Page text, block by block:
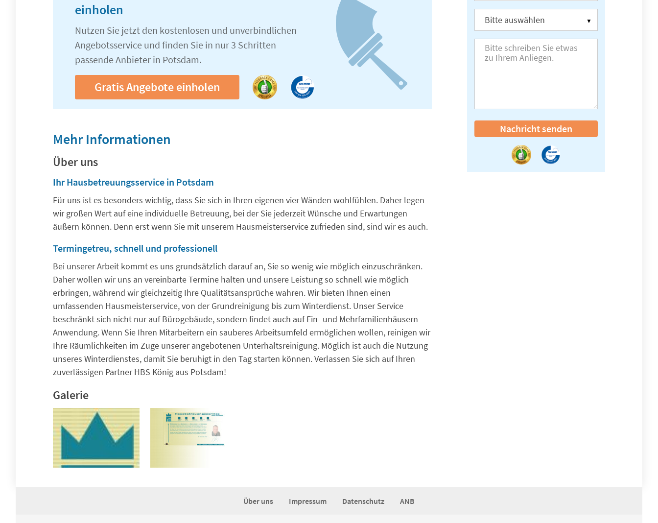
einholen
Nutzen Sie jetzt den kostenlosen und unverbindlichen
Angebotsservice und finden Sie in nur 3 Schritten
passende Anbieter in Potsdam.
Gratis Angebote einholen
Mehr Informationen
Über uns
Ihr Hausbetreuungsservice in Potsdam
Für uns ist es besonders wichtig, dass Sie sich in Ihren eigenen vier Wänden wohlfühlen. Daher legen
wir großen Wert auf eine individuelle Betreuung, bei der Sie jederzeit Wünsche und Erwartungen
äußern können. Denn erst wenn Sie mit unserem Hausmeisterservice zufrieden sind, sind wir es auch.
Termingetreu, schnell und professionell
Bei unserer Arbeit kommt es uns grundsätzlich darauf an, Sie so wenig wie möglich einzuschränken.
Daher wollen wir uns an vereinbarte Termine halten und unsere Leistung so schnell wie möglich
erbringen, während wir gleichzeitig Ihre Qualitätsansprüche wahren. Wir bieten Ihnen einen
umfassenden Hausmeisterservice, von der Grundreinigung bis zum Winterdienst. Unser Service
beschränkt sich nicht nur auf Bürogebäude, sondern findet auch auf Ein- und Mehrfamilienhäusern
Anwendung. Wenn Sie Ihren Mitarbeitern ein sauberes Arbeitsumfeld ermöglichen wollen, reinigen wir
Ihre Räumlichkeiten im Zuge unserer angebotenen Unterhaltsreinigung. Möglich ist auch die Nutzung
unseres Winterdienstes, damit Sie beruhigt in den Tag starten können. Verlassen Sie sich auf Ihren
zuverlässigen Partner HBS König aus Potsdam!
Galerie
Nachricht senden
Über uns Impressum Datenschutz ANB